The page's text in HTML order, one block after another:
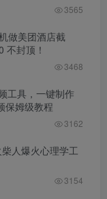
3565
做美团酒店截
不封顶！
3468
工具，一键制作
保姆级教程
3162
人爆火心理学工
3154